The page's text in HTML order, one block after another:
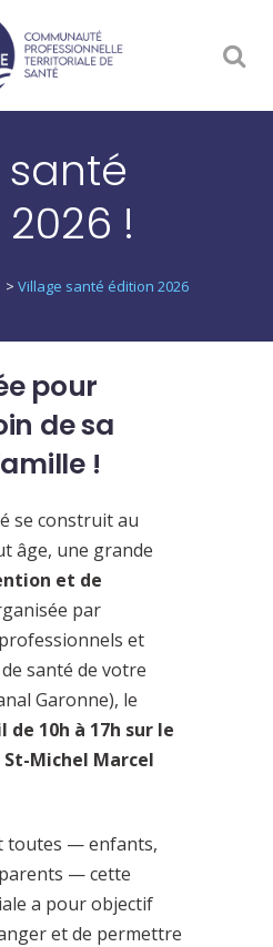
!
> Village santé édition 2026
pour
de sa
!
se construit au
âge, une grande
et de
par
et
santé de votre
Garonne), le
10h à 17h sur le
Michel Marcel
toutes — enfants,
— cette
a pour objectif
et de permettre